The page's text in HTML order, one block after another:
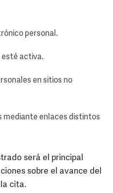
personal.
esté activa.
en sitios no
mediante enlaces distintos
será el principal
sobre el avance del
cita.